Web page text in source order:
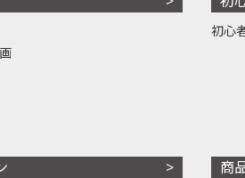
初心
商